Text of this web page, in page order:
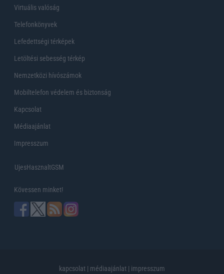
Virtuális valóság
Telefonkönyvek
Lefedettségi térképek
Letöltési sebesség térkép
Nemzetközi hívószámok
Mobiltelefon védelem és biztonság
Kapcsolat
Médiaajánlat
Impresszum
UjesHasznaltGSM
Kövessen minket!
kapcsolat | médiaajánlat | impresszum